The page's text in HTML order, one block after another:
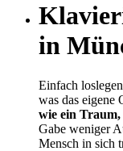
in
Einfach
was das eigene
wie ein
Gabe weniger
Mensch in sich